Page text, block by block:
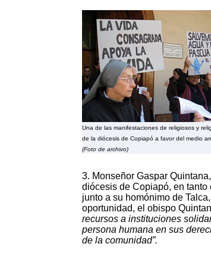
Una de las manifestaciones de religiosos y
de la diócesis de Copiapó a favor del medio
(Foto de archivo)
3. Monseñor Gaspar
diócesis de Copiapó, en
junto a su homónimo de
oportunidad, el obispo
recursos a instituciones
persona humana en sus
de la comunidad”.